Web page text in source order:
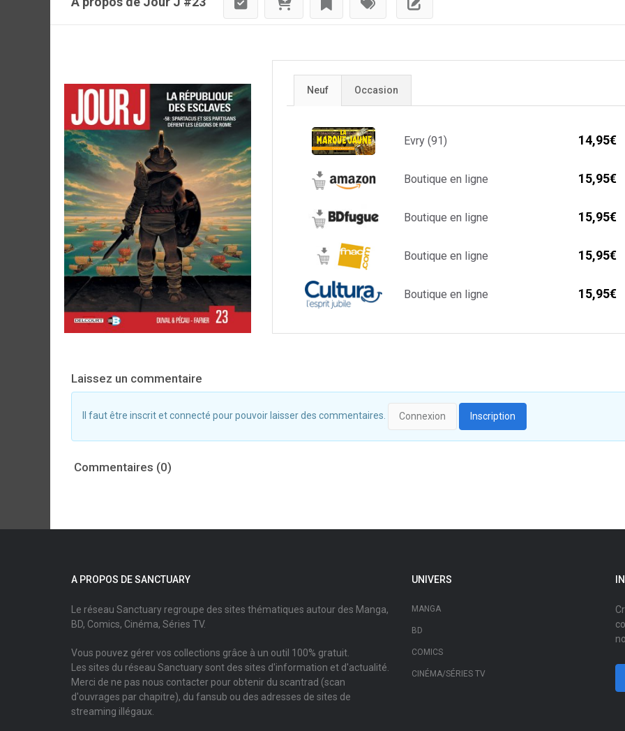
Neuf Occasion
Evry (91) 14,95€
Boutique en ligne 15,95€
Boutique en ligne 15,95€
Boutique en ligne 15,95€
Boutique en ligne 15,95€
Laissez un commentaire
Il faut être inscrit et connecté pour pouvoir laisser des commentaires. Connexion Inscription
Commentaires (0)
A PROPOS DE SANCTUARY
Le réseau Sanctuary regroupe des sites thématiques autour des Manga,
BD, Comics, Cinéma, Séries TV.
Vous pouvez gérer vos collections grâce à un outil 100% gratuit.
Les sites du réseau Sanctuary sont des sites d'information et d'actualité.
Merci de ne pas nous contacter pour obtenir du scantrad (scan
d'ouvrages par chapitre), du fansub ou des adresses de sites de
streaming illégaux.
UNIVERS
MANGA
BD
COMICS
CINÉMA/SÉRIES TV